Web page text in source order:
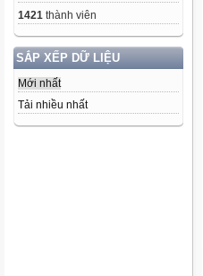
1421 thành viên
SẮP XẾP DỮ LIỆU
Mới nhất
Tải nhiều nhất